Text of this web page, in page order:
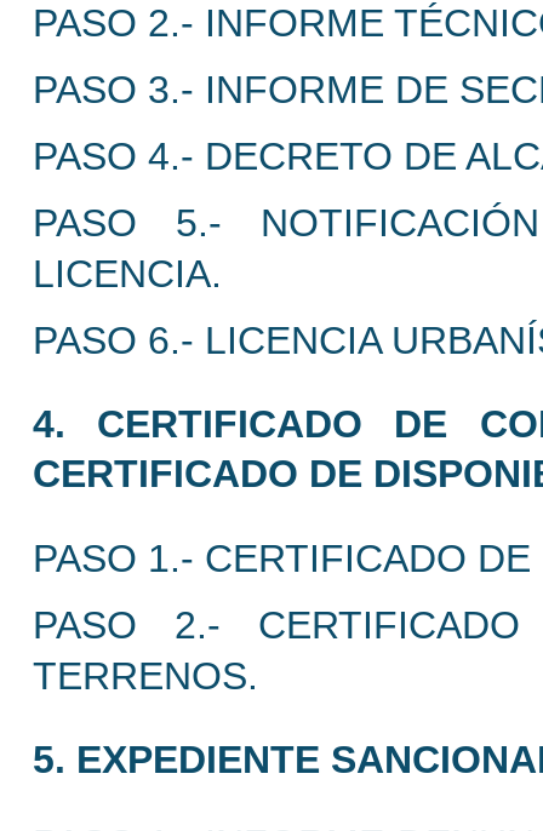
PASO 2.- INFORME
PASO 3.- INFORME DE
PASO 4.- DECRETO DE
PASO 5.-
LICENCIA.
PASO 6.- LICENCIA
4. CERTIFICADO DE
CERTIFICADO DE
PASO 1.- CERTIFICADO
PASO 2.-
TERRENOS.
5. EXPEDIENTE